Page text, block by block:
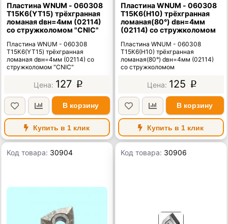
Пластина WNUM - 060308
Т15К6(YT15) трёхгранная
ломаная dвн=4мм (02114)
со стружколомом "CNIC"
Пластина WNUM - 060308
Т15К6(YT15) трёхгранная
ломаная dвн=4мм (02114) со
стружколомом "CNIC"
127 p
В корзину
Купить в 1 клик
Пластина WNUM - 060308
Т15К6(Н10) трёхгранная
ломаная(80°) dвн=4мм
(02114) со стружколомом
Пластина WNUM - 060308
Т15К6(Н10) трёхгранная
ломаная(80°) dвн=4мм (02114)
со стружколомом
125 p
В корзину
Купить в 1 клик
Код товара: 30904 Код товара: 30906